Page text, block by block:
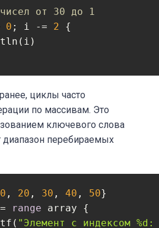
от 30 до 1
0 ; i -= 2 {
циклы часто
по массивам. Это
ключевого слова
диапазон перебираемых
, 20 , 30 , 40 , 50
range array {
"Элемент с индексом